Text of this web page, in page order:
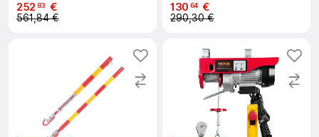
252 83 €
561,84 €
130 64 €
290,30 €